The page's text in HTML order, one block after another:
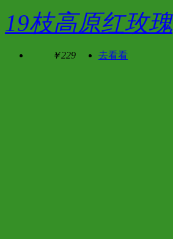
19枝高原红玫瑰
￥229 去看看